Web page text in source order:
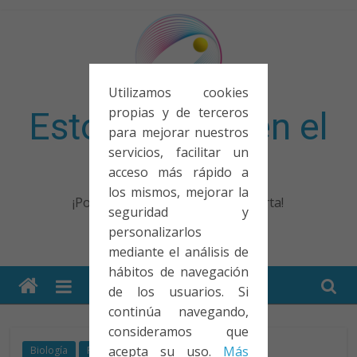
Utilizamos cookies
propias y de terceros
para mejorar nuestros
servicios, facilitar un
acceso más rápido a
los mismos, mejorar la
seguridad y
personalizarlos
mediante el análisis de
hábitos de navegación
de los usuarios. Si
continúa navegando,
consideramos que
acepta su uso. Más
Esto no entra en el
examen
¡Porque no solo el examen importa!
Biología Reflexión